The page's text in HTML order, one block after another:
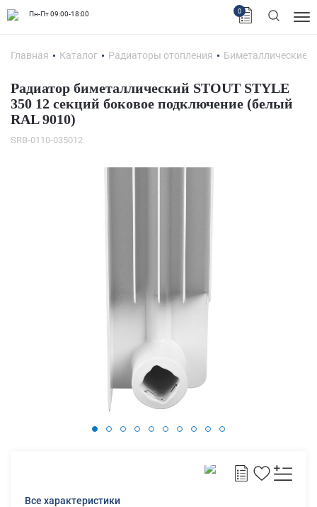
Пн-Пт 09:00-18:00 0
Главная Каталог Радиаторы отопления Биметаллические
Радиатор биметаллический STOUT STYLE
350 12 секций боковое подключение (белый
RAL 9010)
SRB-0110-035012
Все характеристики